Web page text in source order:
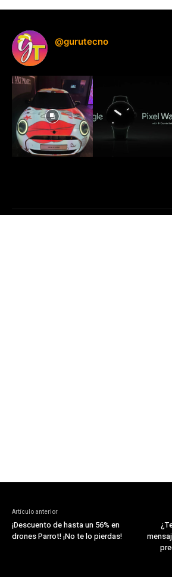
@gurutecno
Artículo anterior
¡Descuento de hasta un 56% en
drones Parrot! ¡No te lo pierdas!